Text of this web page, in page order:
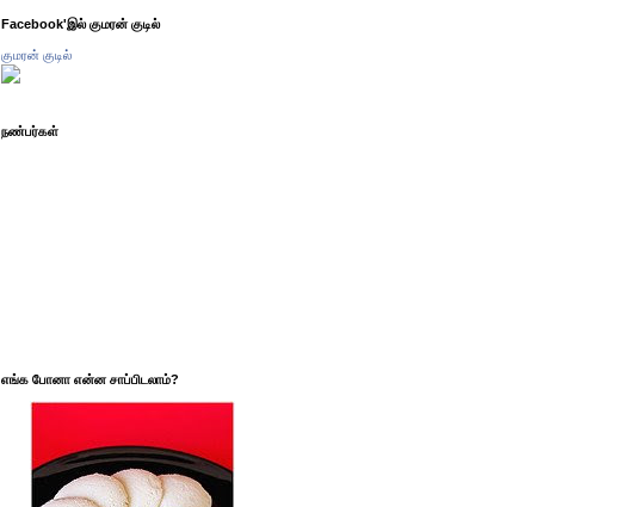
Facebook'இல் குமரன் குடில்
குமரன் குடில்
நண்பர்கள்
எங்க போனா என்ன சாப்பிடலாம்?